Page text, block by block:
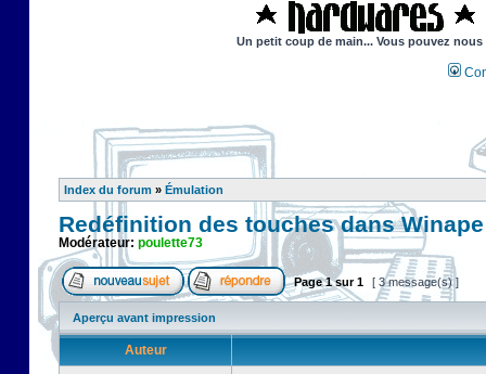
Un petit coup de main... Vous pouvez
Index du forum » Émulation
Redéfinition des touches dans Winape
Modérateur: poulette73
Page1sur1 [ 3 message(s) ]
Aperçu avant impression
Auteur